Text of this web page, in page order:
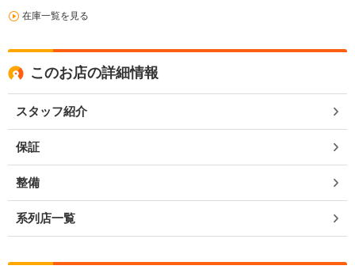
在庫一覧を見る
このお店の詳細情報
スタッフ紹介
保証
整備
系列店一覧